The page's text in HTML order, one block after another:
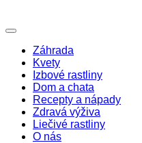
Záhrada
Kvety
Izbové rastliny
Dom a chata
Recepty a nápady
Zdravá výživa
Liečivé rastliny
O nás